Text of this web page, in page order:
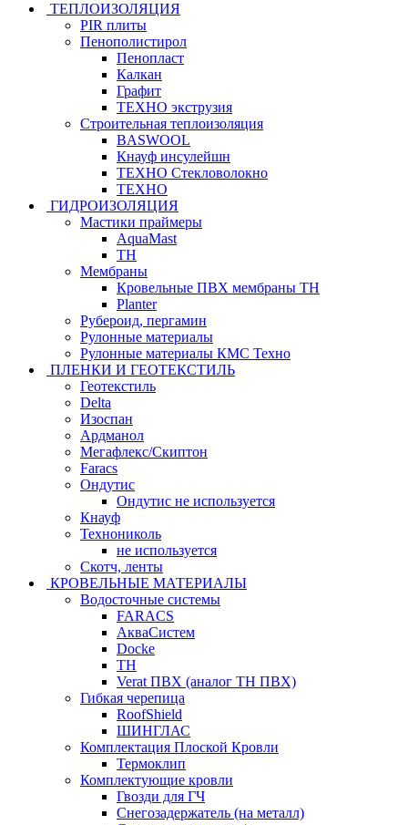
ТЕПЛОИЗОЛЯЦИЯ
PIR плиты
Пенополистирол
Пенопласт
Калкан
Графит
ТЕХНО экструзия
Строительная теплоизоляция
BASWOOL
Кнауф инсулейшн
ТЕХНО Стекловолокно
ТЕХНО
ГИДРОИЗОЛЯЦИЯ
Мастики праймеры
AquaMast
ТН
Мембраны
Кровельные ПВХ мембраны ТН
Planter
Рубероид, пергамин
Рулонные материалы
Рулонные материалы КМС Техно
ПЛЕНКИ И ГЕОТЕКСТИЛЬ
Геотекстиль
Delta
Изоспан
Ардманол
Мегафлекс/Скиптон
Faracs
Ондутис
Ондутис не используется
Кнауф
Технониколь
не используется
Скотч, ленты
КРОВЕЛЬНЫЕ МАТЕРИАЛЫ
Водосточные системы
FARACS
АкваСистем
Docke
ТН
Verat ПВХ (аналог ТН ПВХ)
Гибкая черепица
RoofShield
ШИНГЛАС
Комплектация Плоской Кровли
Термоклип
Комплектующие кровли
Гвозди для ГЧ
Снегозадержатель (на металл)